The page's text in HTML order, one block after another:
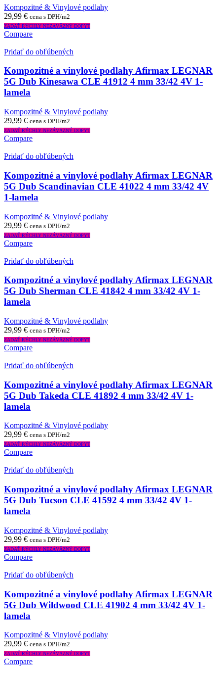
Kompozitné & Vinylové podlahy
29,99 € cena s DPH/m2
ZADAŤ RÝCHLY NEZÁVÄZNÝ DOPYT
Compare
Pridať do obľúbených
Kompozitné a vinylové podlahy Afirmax LEGNAR
5G Dub Kinesawa CLE 41912 4 mm 33/42 4V 1-
lamela
Kompozitné & Vinylové podlahy
29,99 € cena s DPH/m2
ZADAŤ RÝCHLY NEZÁVÄZNÝ DOPYT
Compare
Pridať do obľúbených
Kompozitné a vinylové podlahy Afirmax LEGNAR
5G Dub Scandinavian CLE 41022 4 mm 33/42 4V
1-lamela
Kompozitné & Vinylové podlahy
29,99 € cena s DPH/m2
ZADAŤ RÝCHLY NEZÁVÄZNÝ DOPYT
Compare
Pridať do obľúbených
Kompozitné a vinylové podlahy Afirmax LEGNAR
5G Dub Sherman CLE 41842 4 mm 33/42 4V 1-
lamela
Kompozitné & Vinylové podlahy
29,99 € cena s DPH/m2
ZADAŤ RÝCHLY NEZÁVÄZNÝ DOPYT
Compare
Pridať do obľúbených
Kompozitné a vinylové podlahy Afirmax LEGNAR
5G Dub Takeda CLE 41892 4 mm 33/42 4V 1-
lamela
Kompozitné & Vinylové podlahy
29,99 € cena s DPH/m2
ZADAŤ RÝCHLY NEZÁVÄZNÝ DOPYT
Compare
Pridať do obľúbených
Kompozitné a vinylové podlahy Afirmax LEGNAR
5G Dub Tucson CLE 41592 4 mm 33/42 4V 1-
lamela
Kompozitné & Vinylové podlahy
29,99 € cena s DPH/m2
ZADAŤ RÝCHLY NEZÁVÄZNÝ DOPYT
Compare
Pridať do obľúbených
Kompozitné a vinylové podlahy Afirmax LEGNAR
5G Dub Wildwood CLE 41902 4 mm 33/42 4V 1-
lamela
Kompozitné & Vinylové podlahy
29,99 € cena s DPH/m2
ZADAŤ RÝCHLY NEZÁVÄZNÝ DOPYT
Compare